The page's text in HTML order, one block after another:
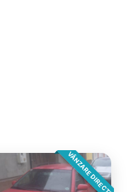
VÂNZARE DIRECTA